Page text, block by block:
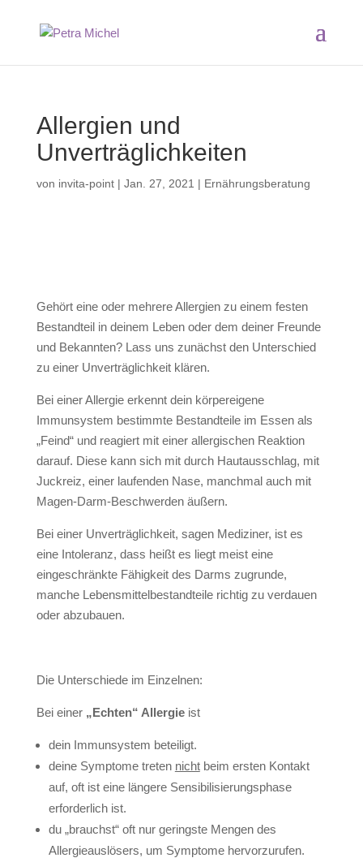
Allergien und
Unverträglichkeiten
von invita-point| Jan. 27, 2021 | Ernährungsberatung
Gehört eine oder mehrere Allergien zu einem festen
Bestandteil in deinem Leben oder dem deiner Freunde
und Bekannten? Lass uns zunächst den Unterschied
zu einer Unverträglichkeit klären.
Bei einer Allergie erkennt dein körpereigene
Immunsystem bestimmte Bestandteile im Essen als
„Feind“ und reagiert mit einer allergischen Reaktion
darauf. Diese kann sich mit durch Hautausschlag, mit
Juckreiz, einer laufenden Nase, manchmal auch mit
Magen-Darm-Beschwerden äußern.
Bei einer Unverträglichkeit, sagen Mediziner, ist es
eine Intoleranz, dass heißt es liegt meist eine
eingeschränkte Fähigkeit des Darms zugrunde,
manche Lebensmittelbestandteile richtig zu verdauen
oder abzubauen.
Die Unterschiede im Einzelnen:
Bei einer„Echten“ Allergie ist
dein Immunsystem beteiligt.
deine Symptome treten nichtbeim ersten Kontakt
auf, oft ist eine längere Sensibilisierungsphase
erforderlich ist.
du „brauchst“ oft nur geringste Mengen des
Allergieauslösers, um Symptome hervorzurufen.